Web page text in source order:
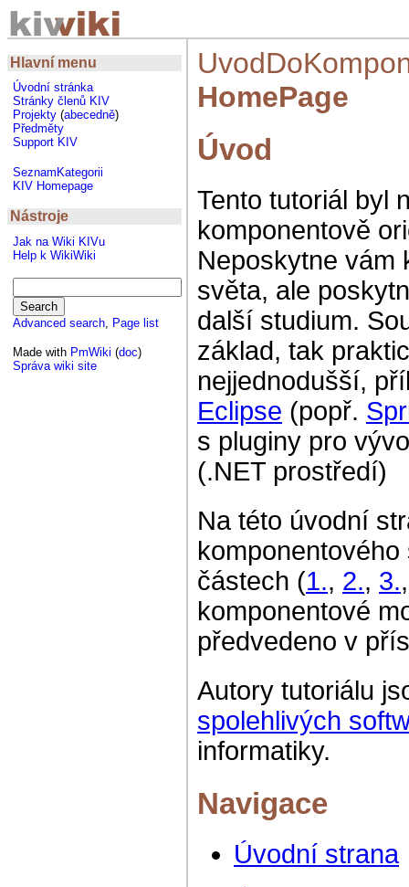
Hlavní menu
Úvodní stránka
Stránky členů KIV
Projekty (abecedně)
Předměty
Support KIV
SeznamKategorii
KIV Homepage
Nástroje
Jak na Wiki KIVu
Help k WikiWiki
Advanced search, Page list
Made with PmWiki (doc)
Správa wiki site
HomePage
Úvod
Tento tutoriál byl
komponentově
Neposkytne vám
světa, ale
další studium.
základ, tak
nejjednodušší,
Eclipse (popř.
s pluginy pro
(.NET prostředí)
Na této úvodní
částech (1., 2., 3.
komponentové
předvedeno v
Autory tutoriálu
spolehlivých
informatiky.
Navigace
Úvodní strana